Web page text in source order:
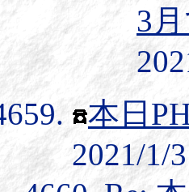
3
本日
2021/1/